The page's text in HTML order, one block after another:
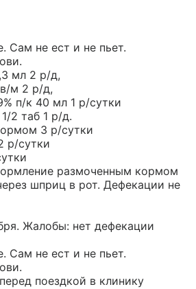
Сам не ест и не пьет.
мл 2 р/д,
м 2 р/д,
п/к 40 мл 1 р/сутки
2 таб 1 р/д.
3 р/сутки
р/сутки
размоченным кормом
шприц в рот. Дефекации не
Жалобы: нет дефекации
Сам не ест и не пьет.
поездкой в клинику